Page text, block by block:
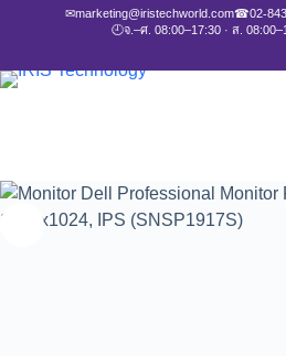
✉marketing@iristechworld.com☎02-
🕘จ.–ศ. 08:00–17:30 · ส.